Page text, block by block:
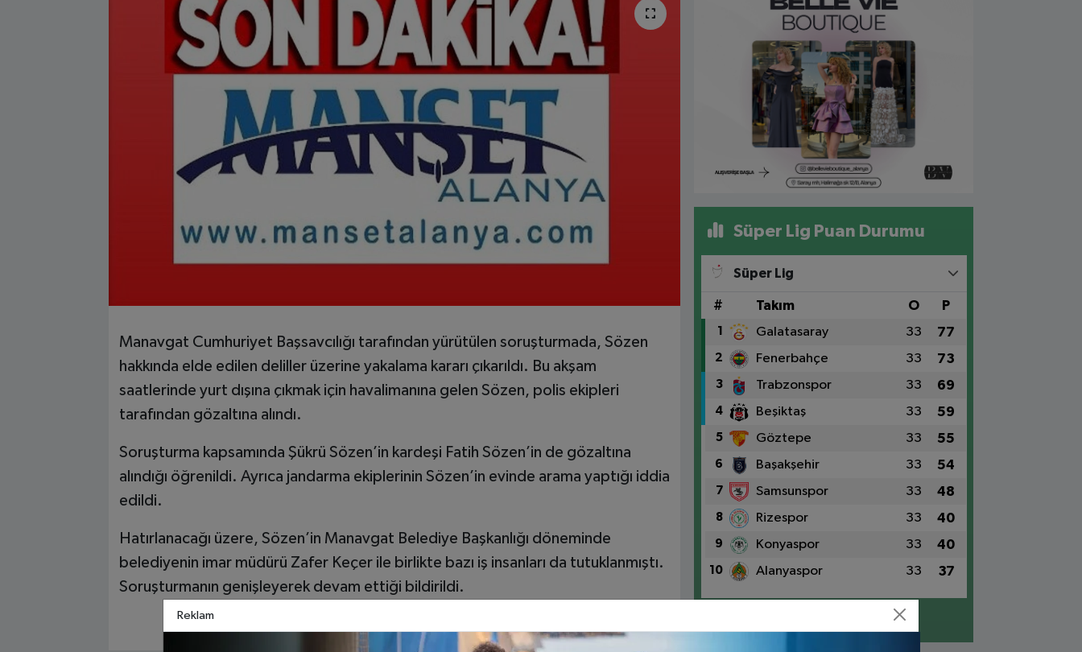
Manavgat Cumhuriyet Başsavcılığı tarafından yürütülen soruşturmada, Sözen
hakkında elde edilen deliller üzerine yakalama kararı çıkarıldı. Bu akşam
saatlerinde yurt dışına çıkmak için havalimanına gelen Sözen, polis ekipleri
tarafından gözaltına alındı.
Soruşturma kapsamında Şükrü Sözen’in kardeşi Fatih Sözen’in de gözaltına
alındığı öğrenildi. Ayrıca jandarma ekiplerinin Sözen’in evinde arama yaptığı iddia
edildi.
Hatırlanacağı üzere, Sözen’in Manavgat Belediye Başkanlığı döneminde
belediyenin imar müdürü Zafer Keçer ile birlikte bazı iş insanları da tutuklanmıştı.
Soruşturmanın genişleyerek devam ettiği bildirildi.
Süper Lig Puan Durumu
Süper Lig
# Takım O P
1 Galatasaray 33 77
2 Fenerbahçe 33 73
3 Trabzonspor 33 69
4 Beşiktaş 33 59
5 Göztepe 33 55
6 Başakşehir 33 54
7 Samsunspor 33 48
8 Rizespor 33 40
9 Konyaspor 33 40
10 Alanyaspor 33 37
Detaylar için tıklayın
Reklam